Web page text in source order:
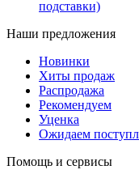
подставки)
Наши предложения
Новинки
Хиты продаж
Распродажа
Рекомендуем
Уценка
Ожидаем
Помощь и сервисы